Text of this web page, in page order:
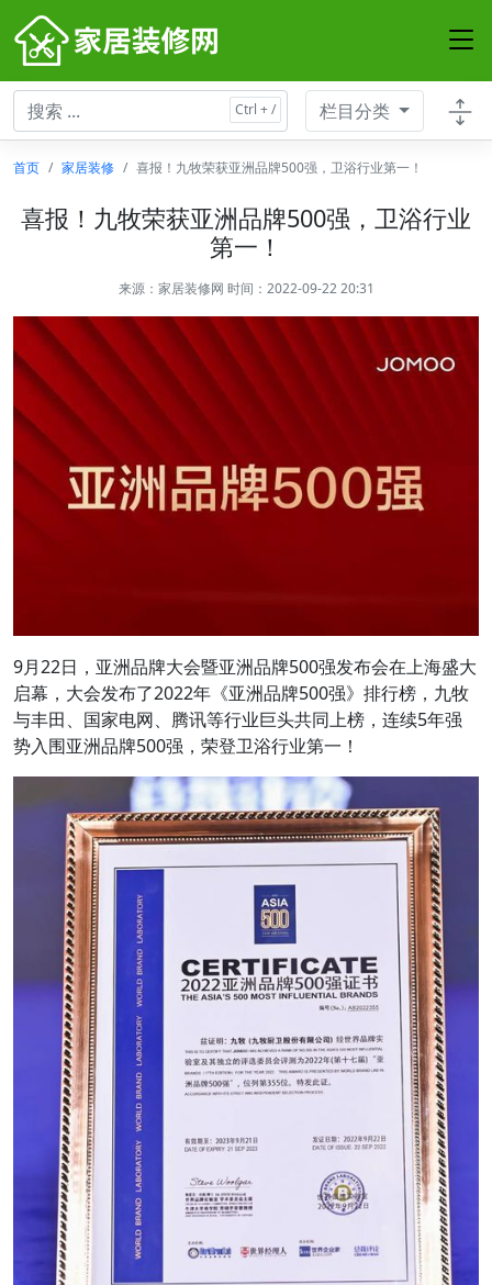
栏目分类
首页 家居装修 喜报！九牧荣获亚洲品牌500强，卫浴行业第一！
喜报！九牧荣获亚洲品牌500强，卫浴行业
第一！
来源： 家居装修网 时间：2022-09-22 20:31
9月22日，亚洲品牌大会暨亚洲品牌500强发布会在上海盛大
启幕，大会发布了2022年《亚洲品牌500强》排行榜，九牧
与丰田、国家电网、腾讯等行业巨头共同上榜，连续5年强
势入围亚洲品牌500强，荣登卫浴行业第一！